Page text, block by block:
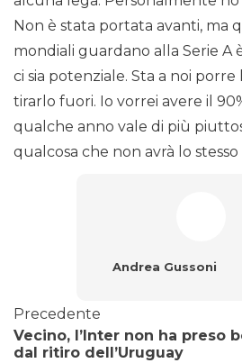
Non è stata portata avanti, ma
mondiali guardano alla Serie A
ci sia potenziale. Sta a noi
tirarlo fuori. Io vorrei avere il
qualche anno vale di più
qualcosa che non avrà lo stesso
Andrea Gussoni
Precedente
Vecino, l’Inter non ha preso
dal ritiro dell’Uruguay